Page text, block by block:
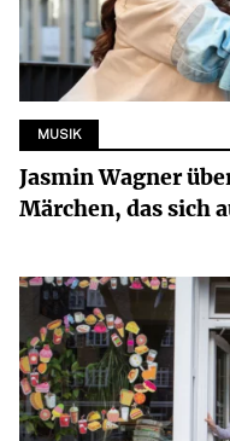
MUSIK
Jasmin Wagner
Märchen, das sich